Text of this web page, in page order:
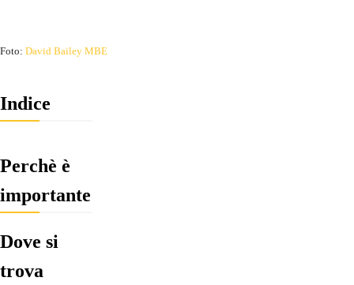
Foto: David Bailey MBE
Indice
Perchè è
importante
Dove si
trova